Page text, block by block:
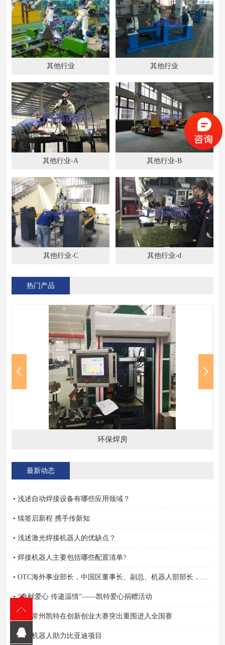
其他行业 其他行业
其他行业-A 其他行业-B
其他行业-C 其他行业-d
热门产品
环保焊房
最新动态
• 浅述自动焊接设备有哪些应用领域？
• 续签启新程 携手传新知
• 浅述激光焊接机器人的优缺点？
• 焊接机器人主要包括哪些配置清单?
• “奉献爱心 传递温情”——凯特爱心捐赠活动
• 祝贺常州凯特在创新创业大赛突出重围进入全国赛
• 凯特机器人助力比亚迪项目